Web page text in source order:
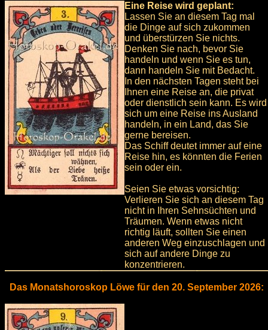
Eine Reise wird geplant:
Lassen Sie an diesem Tag mal
die Dinge auf sich zukommen
und überstürzen Sie nichts.
Denken Sie nach, bevor Sie
handeln und wenn Sie es tun,
dann handeln Sie mit Bedacht.
In den nächsten Tagen steht bei
Ihnen eine Reise an, die privat
oder dienstlich sein kann. Es wird
sich um eine Reise ins Ausland
handeln, in ein Land, das Sie
gerne bereisen.
Das Schiff deutet immer auf eine
Reise hin, es könnten die Ferien
sein oder ein.
Seien Sie etwas vorsichtig:
Verlieren Sie sich an diesem Tag
nicht in Ihren Sehnsüchten und
Träumen. Wenn etwas nicht
richtig läuft, sollten Sie einen
anderen Weg einzuschlagen und
sich auf andere Dinge zu
konzentrieren.
Das Monatshoroskop Löwe für den 20. September 2026: